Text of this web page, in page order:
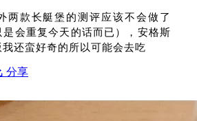
款长艇堡的测评应该不会做了
是会重复今天的话而已），安格斯
还蛮好奇的所以可能会去吃
分享